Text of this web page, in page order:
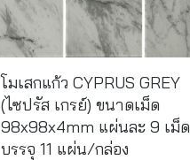
โมเสกแก้ว CYPRUS GREY
(ไซปรัส เกรย์) ขนาดเม็ด
98x98x4mm แผ่นละ 9 เม็ด
บรรจุ 11 แผ่น/กล่อง